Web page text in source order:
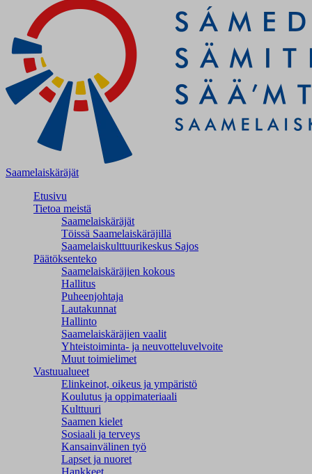
Saamelaiskäräjät
Etusivu
Tietoa meistä
Saamelaiskäräjät
Töissä Saamelaiskäräjillä
Saamelaiskulttuuri­keskus Sajos
Päätöksenteko
Saamelaiskäräjien kokous
Hallitus
Puheenjohtaja
Lautakunnat
Hallinto
Saamelaiskäräjien vaalit
Yhteistoiminta- ja neuvotteluvelvoite
Muut toimielimet
Vastuualueet
Elinkeinot, oikeus ja ympäristö
Koulutus ja oppimateriaali
Kulttuuri
Saamen kielet
Sosiaali ja terveys
Kansainvälinen työ
Lapset ja nuoret
Hankkeet